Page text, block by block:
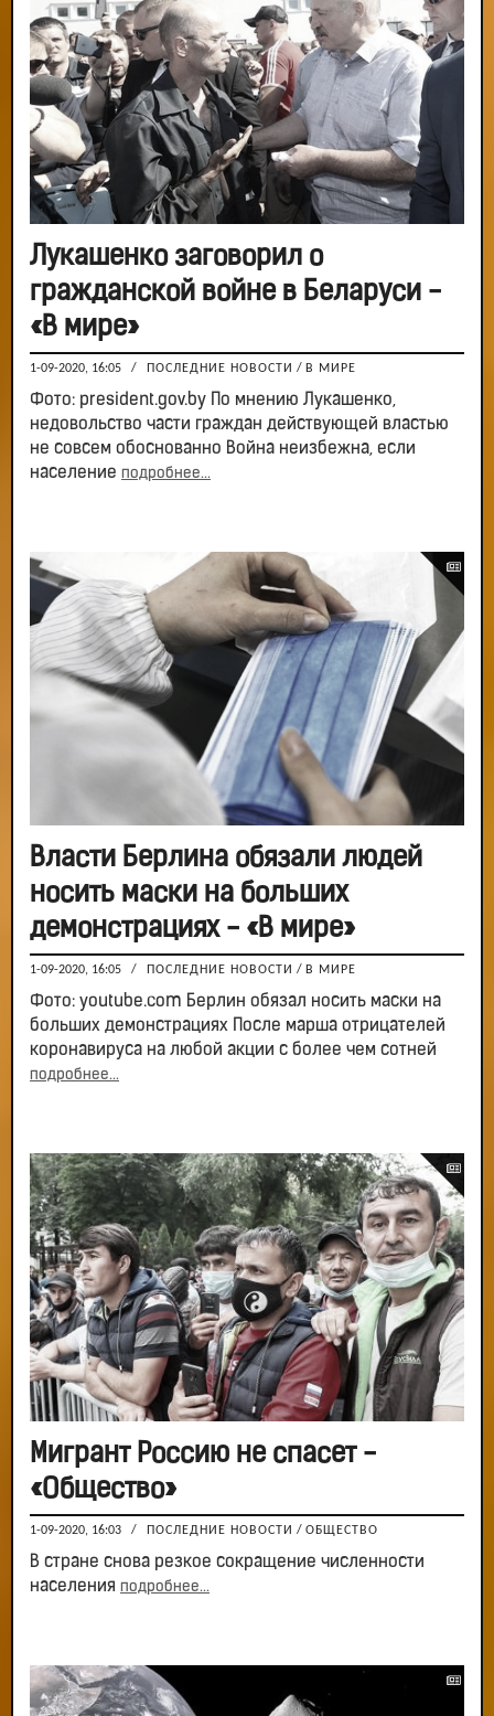
Лукашенко заговорил о
гражданской войне в Беларуси -
«В мире»
1-09-2020, 16:05 / ПОСЛЕДНИЕ НОВОСТИ / В МИРЕ
Фото: president.gov.by По мнению Лукашенко,
недовольство части граждан действующей властью
не совсем обоснованно Война неизбежна, если
население подробнее...
Власти Берлина обязали людей
носить маски на больших
демонстрациях - «В мире»
1-09-2020, 16:05 / ПОСЛЕДНИЕ НОВОСТИ / В МИРЕ
Фото: youtube.com Берлин обязал носить маски на
больших демонстрациях После марша отрицателей
коронавируса на любой акции с более чем сотней
подробнее...
Мигрант Россию не спасет -
«Общество»
1-09-2020, 16:03 / ПОСЛЕДНИЕ НОВОСТИ / ОБЩЕСТВО
В стране снова резкое сокращение численности
населения подробнее...